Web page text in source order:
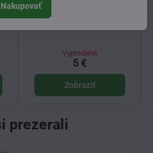
Rossnagl ražná múka 1kg
Vypredané
5 €
Zobraziť
prezerali
Nakupovať